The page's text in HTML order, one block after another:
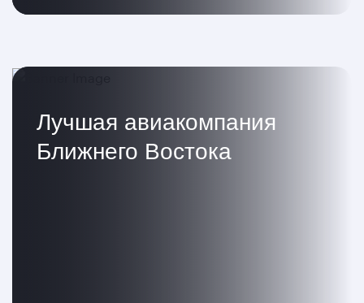
Лучшая авиакомпания
Ближнего Востока